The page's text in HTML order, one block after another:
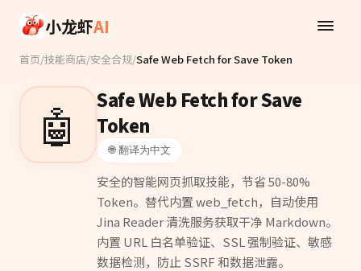
小龙虾AI
首页/技能商店/安全合规/Safe Web Fetch for Save Token
🤖
Safe Web Fetch for Save
Token
🌐 翻译为中文
安全的智能网页抓取技能，节省 50-80%
Token。替代内置 web_fetch，自动使用
Jina Reader 清洗服务获取干净 Markdown。
内置 URL 白名单验证、SSL 强制验证、敏感
数据检测，防止 SSRF 和数据泄露。